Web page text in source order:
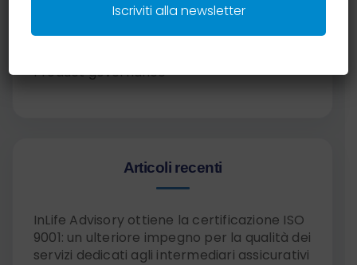
Product governance
Articoli recenti
InLife Advisory ottiene la certificazione ISO
9001: un ulteriore impegno per la qualità dei
servizi dedicati agli intermediari assicurativi
Iscriviti alla newsletter